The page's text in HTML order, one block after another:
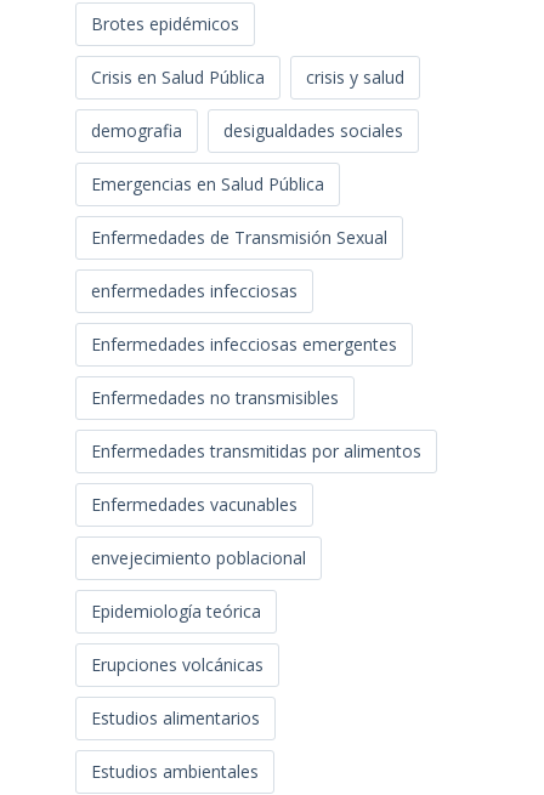
Brotes epidémicos
Crisis en Salud Pública crisis y salud
demografia desigualdades sociales
Emergencias en Salud Pública
Enfermedades de Transmisión Sexual
enfermedades infecciosas
Enfermedades infecciosas emergentes
Enfermedades no transmisibles
Enfermedades transmitidas por alimentos
Enfermedades vacunables
envejecimiento poblacional
Epidemiología teórica
Erupciones volcánicas
Estudios alimentarios
Estudios ambientales